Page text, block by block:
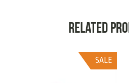
Related
SALE